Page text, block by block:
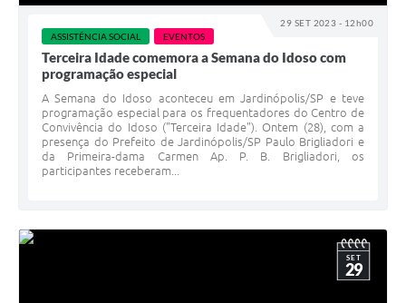
29 SET 2023 - 12h00
ASSISTÊNCIA SOCIAL EVENTOS
Terceira Idade comemora a Semana do Idoso com
programação especial
A Semana do Idoso aconteceu em Jardinópolis/SP e teve
programação especial para os frequentadores do Centro de
Convivência do Idoso ("Terceira Idade"). Ontem (28), com a
presença do Prefeito de Jardinópolis/SP Paulo Brigliadori e
da Primeira-dama Carmen Ap. P. B. Brigliadori, os
participantes receberam...
SET
29